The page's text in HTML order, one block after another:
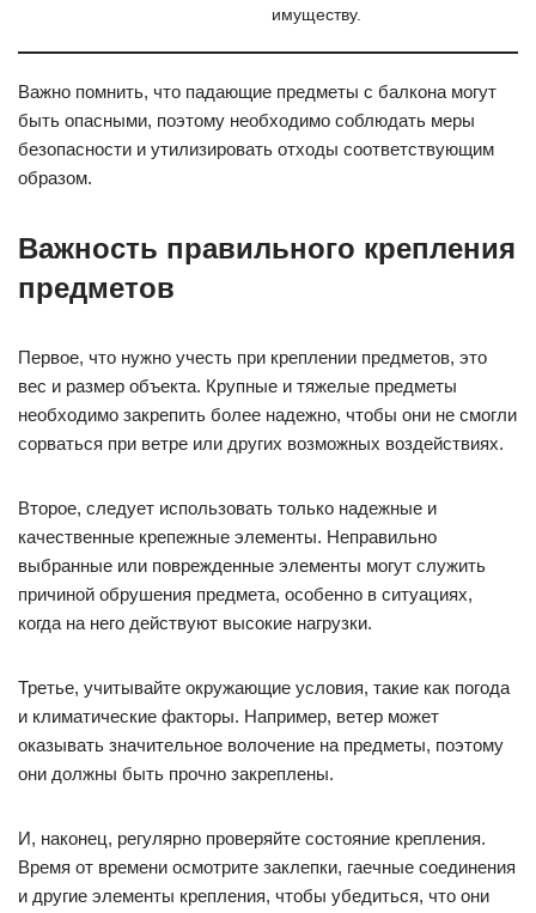
имуществу.
Важно помнить, что падающие предметы с балкона могут
быть опасными, поэтому необходимо соблюдать меры
безопасности и утилизировать отходы соответствующим
образом.
Важность правильного крепления
предметов
Первое, что нужно учесть при креплении предметов, это
вес и размер объекта. Крупные и тяжелые предметы
необходимо закрепить более надежно, чтобы они не смогли
сорваться при ветре или других возможных воздействиях.
Второе, следует использовать только надежные и
качественные крепежные элементы. Неправильно
выбранные или поврежденные элементы могут служить
причиной обрушения предмета, особенно в ситуациях,
когда на него действуют высокие нагрузки.
Третье, учитывайте окружающие условия, такие как погода
и климатические факторы. Например, ветер может
оказывать значительное волочение на предметы, поэтому
они должны быть прочно закреплены.
И, наконец, регулярно проверяйте состояние крепления.
Время от времени осмотрите заклепки, гаечные соединения
и другие элементы крепления, чтобы убедиться, что они